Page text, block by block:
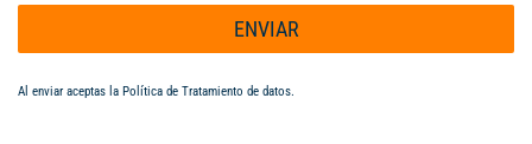
ENVIAR
Al enviar aceptas la Política de Tratamiento de datos.